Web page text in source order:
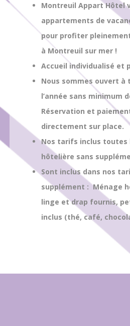
Montreuil Appart Hôtel
appartements de
pour profiter
à Montreuil sur mer !
Accueil individualisé et
Nous sommes ouvert à
l’année sans minimum
Réservation et
directement sur place.
Nos tarifs inclus toutes
hôtelière sans
Sont inclus dans nos
supplément : Ménage
linge et drap fournis,
inclus (thé, café,